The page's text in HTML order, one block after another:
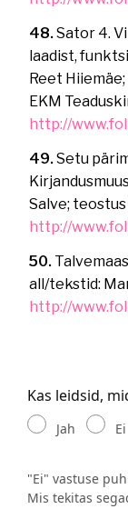
48.Sator 4.
laadist,
Reet
EKM
http://
49.Setu
Salve;
http://
50.
all/tekstid:
http://
Kas leidsid,
Jah Ei
"Ei" vastuse
Mis tekitas